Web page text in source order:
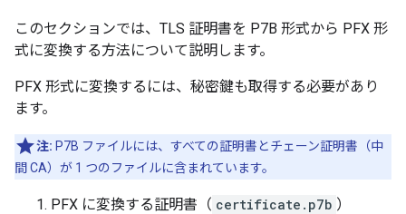
このセクションでは、TLS 証明書を P7B 形式から PFX 形
式に変換する方法について説明します。
PFX 形式に変換するには、秘密鍵も取得する必要があり
ます。
注: P7B ファイルには、すべての証明書とチェーン証明書（中
間 CA）が 1 つのファイルに含まれています。
PFX に変換する証明書（ certificate.p7b ）